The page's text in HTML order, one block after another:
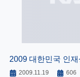
2009 대한민국 인
2009.11.19 606